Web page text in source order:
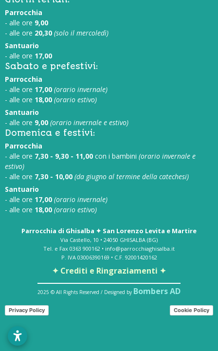
Parrocchia
- alle ore 9,00
- alle ore 20,30 (solo il mercoledì)
Santuario
- alle ore 17,00
Sabato e prefestivi:
Parrocchia
- alle ore 17,00 (orario invernale)
- alle ore 18,00 (orario estivo)
Santuario
- alle ore 9,00 (orario invernale e estivo)
Domenica e festivi:
Parrocchia
- alle ore 7,30 - 9,30 - 11,00 con i bambini (orario invernale e
estivo)
- alle ore 7,30 - 10,00 (da giugno al termine della catechesi)
Santuario
- alle ore 17,00 (orario invernale)
- alle ore 18,00 (orario estivo)
Parrocchia di Ghisalba ✦ San Lorenzo Levita e Martire
Via Castello, 10 • 24050 GHISALBA (BG)
Tel. e Fax 0363 900162 • info@parrocchiaghisalba.it
P. IVA 03006390169 • C.F. 92001420162
✦ Crediti e Ringraziamenti ✦
2025 © All Rights Reserved / Designed by Bombers AD
Privacy Policy Cookie Policy